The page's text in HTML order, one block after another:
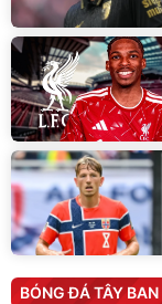
BÓNG ĐÁ TÂY